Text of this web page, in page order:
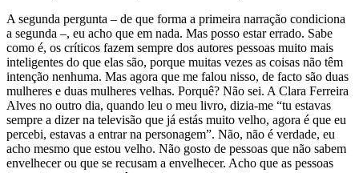
A segunda pergunta – de que forma a primeira narração condiciona
a segunda –, eu acho que em nada. Mas posso estar errado. Sabe
como é, os críticos fazem sempre dos autores pessoas muito mais
inteligentes do que elas são, porque muitas vezes as coisas não têm
intenção nenhuma. Mas agora que me falou nisso, de facto são duas
mulheres e duas mulheres velhas. Porquê? Não sei. A Clara Ferreira
Alves no outro dia, quando leu o meu livro, dizia-me “tu estavas
sempre a dizer na televisão que já estás muito velho, agora é que eu
percebi, estavas a entrar na personagem”. Não, não é verdade, eu
acho mesmo que estou velho. Não gosto de pessoas que não sabem
envelhecer ou que se recusam a envelhecer. Acho que as pessoas